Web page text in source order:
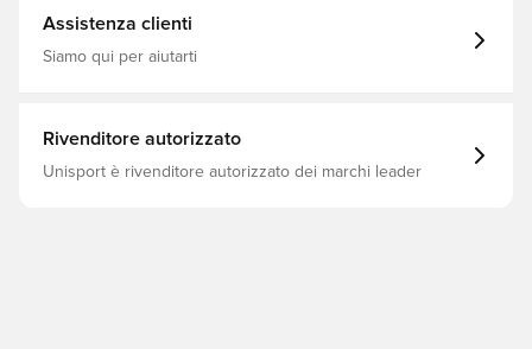
indossando un capo senza tempo che combina stile,
riciclato, 3% elastan, 1% PA6-REC Imballaggio 3
Assistenza clienti
Siamo qui per aiutarti
Rivenditore autorizzato
Unisport è rivenditore autorizzato dei marchi leader